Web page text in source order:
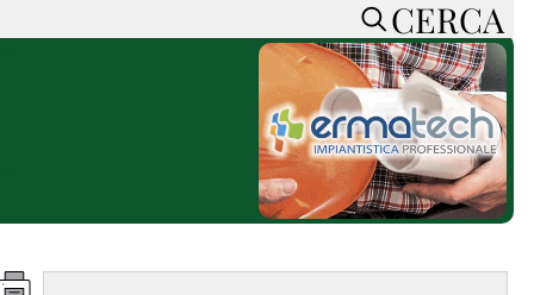
CERCA
ACCEDI o REGISTRATI
CONTATTI
CON NOI
SOSTIENI LA PRESSA
CONOSCI LA PRESSA
CERCA